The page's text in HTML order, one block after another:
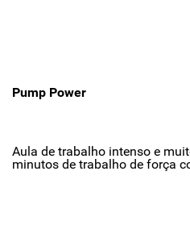
Pump Power
Aula de trabalho intenso e
minutos de trabalho de força